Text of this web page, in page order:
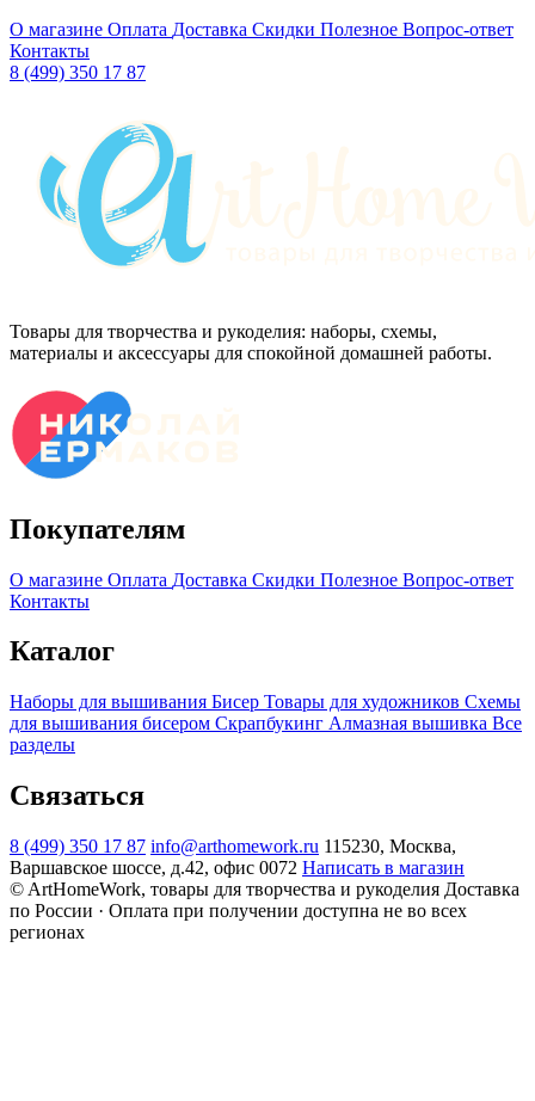
О магазине Оплата Доставка Скидки Полезное Вопрос-ответ
Контакты
8 (499) 350 17 87
Товары для творчества и рукоделия: наборы, схемы,
материалы и аксессуары для спокойной домашней работы.
Покупателям
О магазине Оплата Доставка Скидки Полезное Вопрос-ответ
Контакты
Каталог
Наборы для вышивания Бисер Товары для художников Схемы
для вышивания бисером Скрапбукинг Алмазная вышивка Все
разделы
Связаться
8 (499) 350 17 87 info@arthomework.ru 115230, Москва,
Варшавское шоссе, д.42, офис 0072 Написать в магазин
© ArtHomeWork, товары для творчества и рукоделия Доставка
по России · Оплата при получении доступна не во всех
регионах